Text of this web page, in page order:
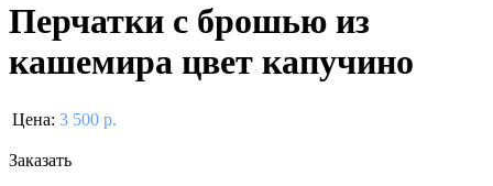
Перчатки с брошью из
кашемира цвет капучино
Цена: 3 500 р.
Заказать